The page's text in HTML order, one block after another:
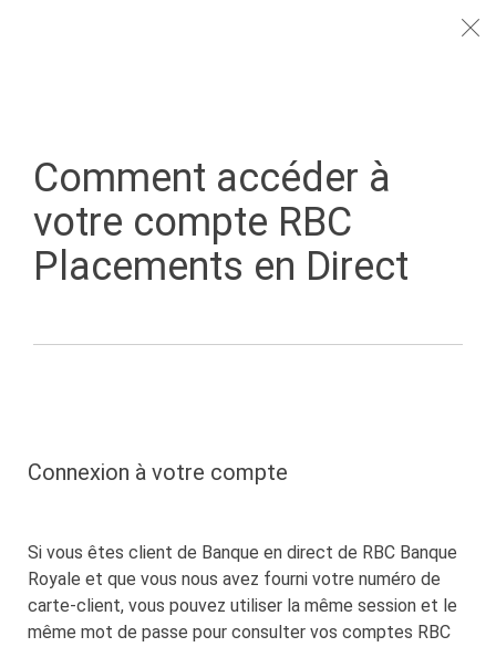
Comment accéder à
votre compte RBC
Placements en Direct
Comment accéder à votre
en Direct**MISSING**
course:course-one
investing-online-personal)
Connexion à votre compte
Si vous êtes client de Banque en direct de RBC Banque
Royale et que vous nous avez fourni votre numéro de
carte-client, vous pouvez utiliser la même session et le
même mot de passe pour consulter vos comptes RBC